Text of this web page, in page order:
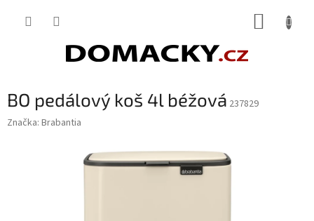
BO pedálový koš 4l béžová 237829
Značka: Brabantia